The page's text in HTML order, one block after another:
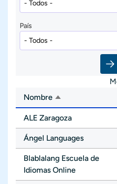
País
Nombre Ordenar
ALE Zaragoza
Ángel Languages
Blablalang Escuela de
Idiomas Online